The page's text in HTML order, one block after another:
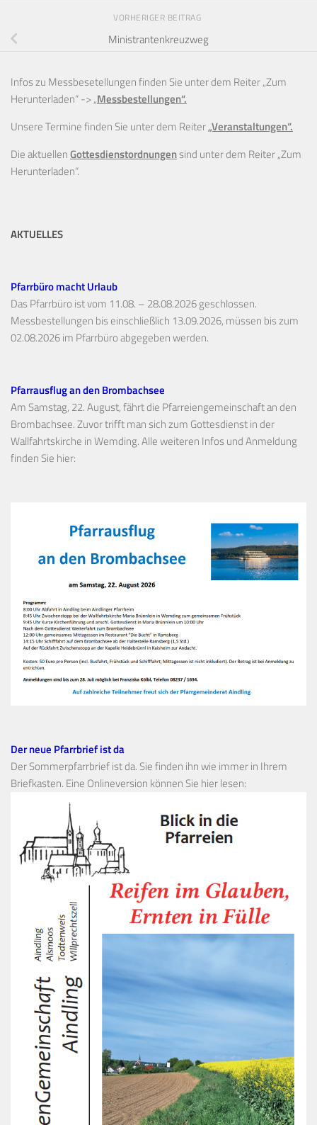
VORHERIGER BEITRAG
Ministrantenkreuzweg
Infos zu Messbesetellungen finden Sie unter dem Reiter „Zum
Herunterladen“ ->„Messbestellungen“.
Unsere Termine finden Sie unter dem Reiter„Veranstaltungen“.
Die aktuellenGottesdienstordnungensind unter dem Reiter „Zum
Herunterladen“.
AKTUELLES
Pfarrbüro macht Urlaub
Das Pfarrbüro ist vom 11.08. – 28.08.2026 geschlossen.
Messbestellungen bis einschließlich 13.09.2026, müssen bis zum
02.08.2026 im Pfarrbüro abgegeben werden.
Pfarrausflug an den Brombachsee
Am Samstag, 22. August, fährt die Pfarreiengemeinschaft an den
Brombachsee. Zuvor trifft man sich zum Gottesdienst in der
Wallfahrtskirche in Wemding. Alle weiteren Infos und Anmeldung
finden Sie hier:
Der neue Pfarrbrief ist da
Der Sommerpfarrbrief ist da. Sie finden ihn wie immer in Ihrem
Briefkasten. Eine Onlineversion können Sie hier lesen: